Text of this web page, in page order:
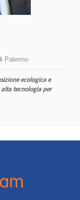
Palermo
ecologica e
tecnologia per